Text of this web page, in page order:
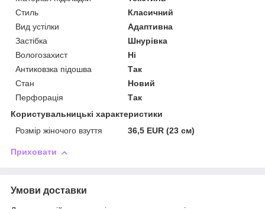
Стиль
Класичний
Вид устілки
Адаптивна
Застібка
Шнурівка
Вологозахист
Ні
Антиковзка підошва
Так
Стан
Новий
Перфорація
Так
Користувальницькі характеристики
Розмір жіночого взуття
36,5 EUR (23 см)
Приховати
Умови доставки